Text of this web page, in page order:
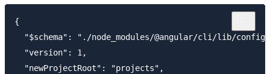
{
"$schema": "./node_modules/@angular/cli/lib/
  "version": 1,
  "newProjectRoot": "projects",